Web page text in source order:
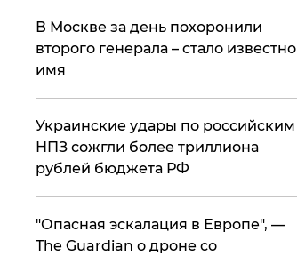
В Москве за день похоронили
второго генерала – стало известно
имя
Украинские удары по российским
НПЗ сожгли более триллиона
рублей бюджета РФ
"Опасная эскалация в Европе", —
The Guardian о дроне со